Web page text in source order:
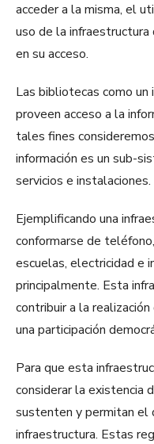
acceder a la misma, el
uso de la infraestructura
en su acceso.
Las bibliotecas como
proveen acceso a la
tales fines
información es un sub-
servicios e instalaciones.
Ejemplificando una
conformarse de
escuelas, electricidad e
principalmente. Esta
contribuir a la
una participación
Para que esta
considerar la existencia
sustenten y permitan el
infraestructura. Estas